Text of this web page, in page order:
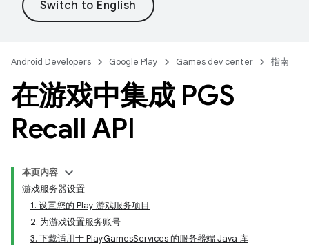
Android Developers Google Play Games dev center 指南
在游戏中集成 PGS
Recall API
本页内容
游戏服务器设置
1. 设置您的 Play 游戏服务项目
2. 为游戏设置服务账号
3. 下载适用于 PlayGamesServices 的服务器端 Java 库